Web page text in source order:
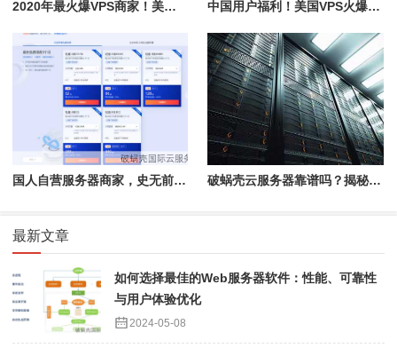
2020年最火爆VPS商家！美国洛杉矶机房，性价比超高 中国用户福利！美国VPS火爆抢购中，月付仅4.99美元
国人自营服务器商家，史无前例的性价比！点击购买享八折优惠 破蜗壳云服务器靠谱吗？揭秘大陆用户体验差异
最新文章
如何选择最佳的Web服务器软件：性能、可靠性
与用户体验优化
2024-05-08